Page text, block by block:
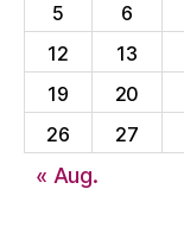
5
6
12
13
19
20
26
27
« Aug.